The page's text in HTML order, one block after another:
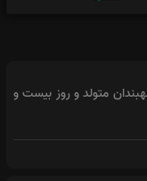
در روستای اسدآباد از توابع شهرستان نهبندان متولد و روز بیست و